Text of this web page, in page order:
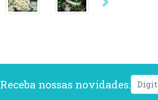
Próxima
Receba nossas novidades: